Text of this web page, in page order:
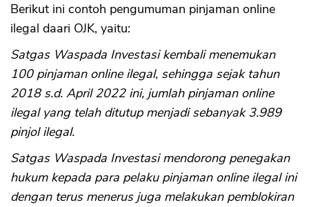
Berikut ini contoh pengumuman pinjaman online
ilegal daari OJK, yaitu:
Satgas Waspada Investasi kembali menemukan
100 pinjaman online ilegal, sehingga sejak tahun
2018 s.d. April 2022 ini, jumlah pinjaman online
ilegal yang telah ditutup menjadi sebanyak 3.989
pinjol ilegal.
Satgas Waspada Investasi mendorong penegakan
hukum kepada para pelaku pinjaman online ilegal ini
dengan terus menerus juga melakukan pemblokiran